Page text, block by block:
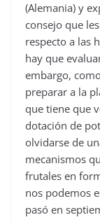
(Alemania) y
consejo que
respecto a las
hay que
embargo,
preparar a la
que tiene que
dotación de
olvidarse de
mecanismos
frutales en
nos podemos
pasó en